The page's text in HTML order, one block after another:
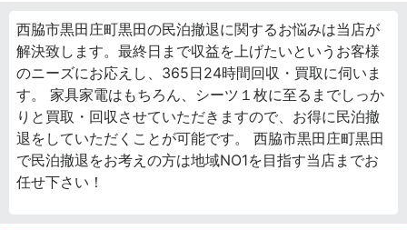
西脇市黒田庄町黒田の民泊撤退に関するお悩みは当店が
解決致します。最終日まで収益を上げたいというお客様
のニーズにお応えし、365日24時間回収・買取に伺いま
す。 家具家電はもちろん、シーツ１枚に至るまでしっか
りと買取・回収させていただきますので、お得に民泊撤
退をしていただくことが可能です。 西脇市黒田庄町黒田
で民泊撤退をお考えの方は地域NO1を目指す当店までお
任せ下さい！